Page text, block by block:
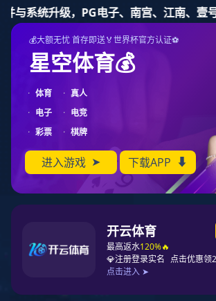
东升国际
东升国际-科技赋能场景,让娱乐更有趣.